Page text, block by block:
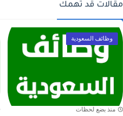
مقالات قد تهمك
وظائف السعودية
منذ بضع لحظات